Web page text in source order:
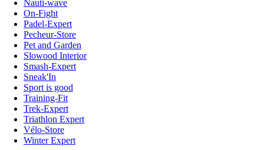
Nauti-wave
On-Fight
Padel-Expert
Pecheur-Store
Pet and Garden
Slowood Interior
Smash-Expert
Sneak'In
Sport is good
Training-Fit
Trek-Expert
Triathlon Expert
Vélo-Store
Winter Expert